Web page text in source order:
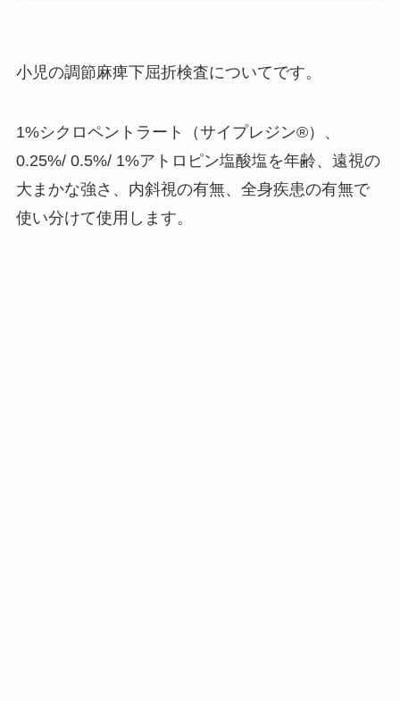
小児の調節麻痺下屈折検査についてです。
1%シクロペントラート（サイプレジン®）、
0.25%/ 0.5%/ 1%アトロピン塩酸塩を年齢、遠視の
大まかな強さ、内斜視の有無、全身疾患の有無で
使い分けて使用します。